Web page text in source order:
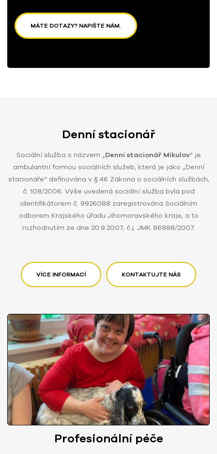
MÁTE DOTAZY? NAPIŠTE NÁM.
Denní stacionář
Sociální služba s názvem „Denní stacionář Mikulov“ je
ambulantní formou sociálních služeb, která je jako „Denní
stacionáře“ definována v § 46 Zákona o sociálních službách,
č. 108/2006. Výše uvedená sociální služba byla pod
identifikátorem č. 9926088 zaregistrována Sociálním
odborem Krajského úřadu Jihomoravského kraje, a to
rozhodnutím ze dne 20.9.2007, č.j. JMK 86888/2007.
VÍCE INFORMACÍ KONTAKTUJTE NÁS
Profesionální péče